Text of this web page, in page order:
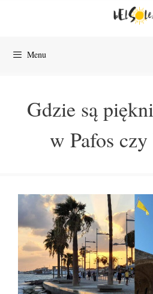
Menu
Gdzie są
w Pafos